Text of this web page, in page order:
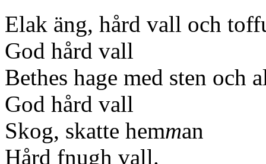
Elak äng, hård vall och
God hård vall
Bethes hage med sten och
God hård vall
Skog, skatte hemman
Hård fnugh vall.